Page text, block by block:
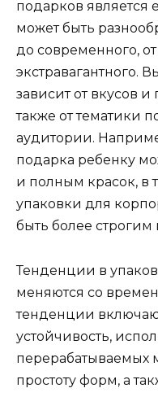
подарков является
может быть
до современного,
экстравагантного.
зависит от вкусов
также от тематики
аудитории.
подарка ребенку
и полным красок, в
упаковки для
быть более
Тенденции в
меняются со
тенденции
устойчивость,
перерабатываемых
простоту форм, а